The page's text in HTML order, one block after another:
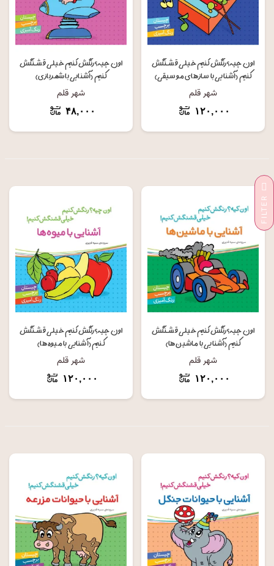
اون چیه؟رنگش کنیم خیلی قشنگش
کنیم (آشنایی با سازهای موسیقی)
شهر قلم
۱۲۰,۰۰۰
اون چیه؟رنگش کنیم خیلی قشنگش
کنیم (آشنایی با شهربازی)
شهر قلم
۴۸,۰۰۰
اون چیه؟رنگش کنیم خیلی قشنگش
کنیم (آشنایی با ماشین ها)
شهر قلم
۱۲۰,۰۰۰
اون چیه؟رنگش کنیم خیلی قشنگش
کنیم (آشنایی با میوه ها)
شهر قلم
۱۲۰,۰۰۰
F
I
L
T
E